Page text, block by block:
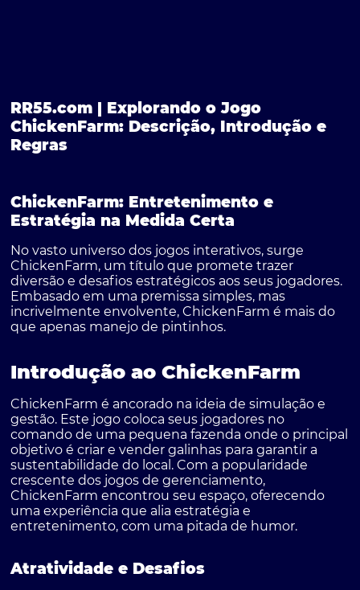
RR55.com | Explorando o Jogo
ChickenFarm: Descrição, Introdução e
Regras
ChickenFarm: Entretenimento e
Estratégia na Medida Certa
No vasto universo dos jogos interativos, surge
ChickenFarm, um título que promete trazer
diversão e desafios estratégicos aos seus jogadores.
Embasado em uma premissa simples, mas
incrivelmente envolvente, ChickenFarm é mais do
que apenas manejo de pintinhos.
Introdução ao ChickenFarm
ChickenFarm é ancorado na ideia de simulação e
gestão. Este jogo coloca seus jogadores no
comando de uma pequena fazenda onde o principal
objetivo é criar e vender galinhas para garantir a
sustentabilidade do local. Com a popularidade
crescente dos jogos de gerenciamento,
ChickenFarm encontrou seu espaço, oferecendo
uma experiência que alia estratégia e
entretenimento, com uma pitada de humor.
Atratividade e Desafios